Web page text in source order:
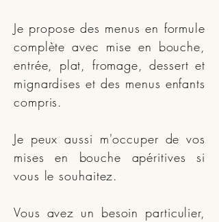
Je propose des menus en formule
complète avec mise en bouche,
entrée, plat, fromage, dessert et
mignardises et des menus enfants
compris.
Je peux aussi m'occuper de vos
mises en bouche apéritives si
vous le souhaitez.
Vous avez un besoin particulier,